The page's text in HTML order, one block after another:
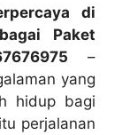
di
Paket
–
yang
hidup bagi
perjalanan